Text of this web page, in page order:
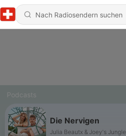
Podcasts
Die Nervigen
Julia Beautx & Joey's Jungle